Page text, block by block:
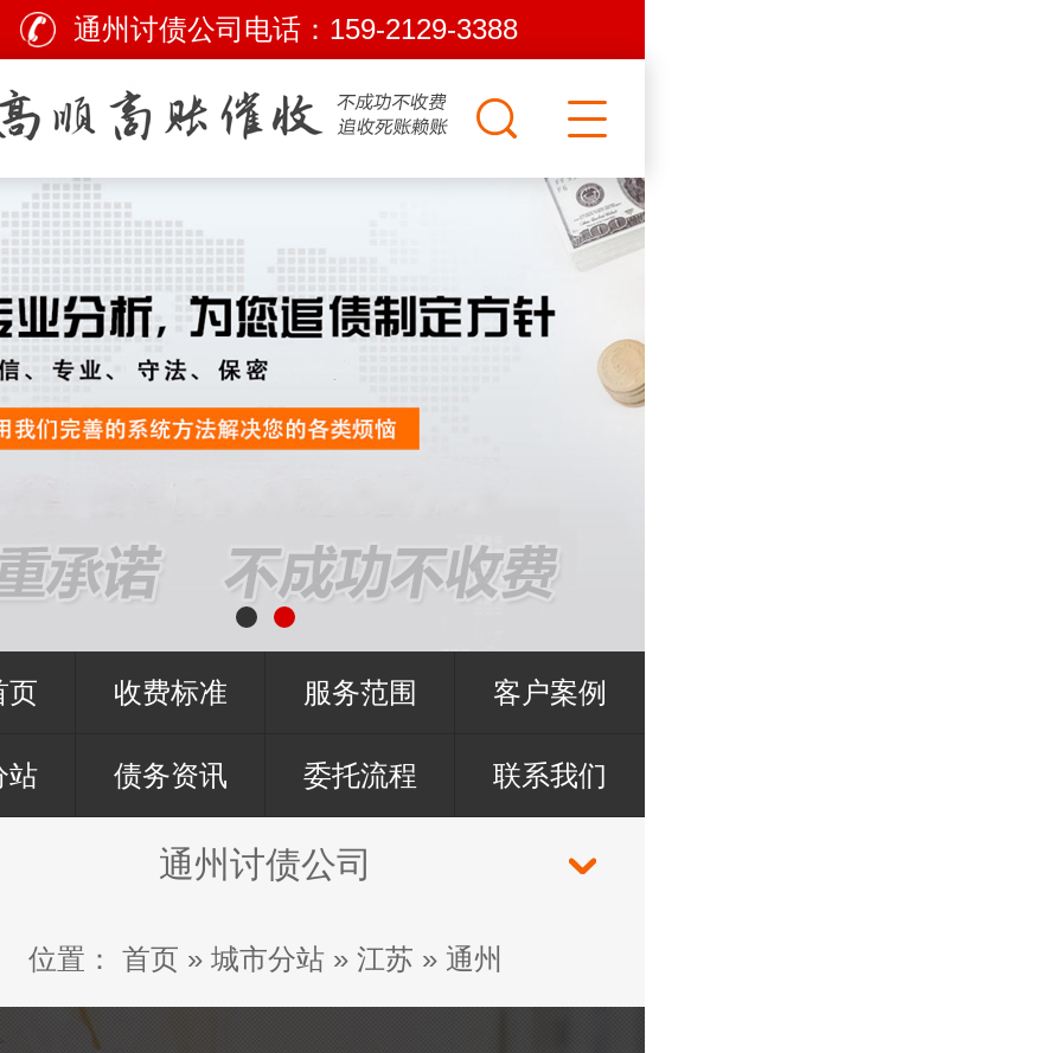
通州讨债公司电话： 159-2129-3388
页 收费标准 服务范围 客户案例
站 债务资讯 委托流程 联系我们
通州讨债公司
位置： 首页 » 城市分站 » 江苏 » 通州